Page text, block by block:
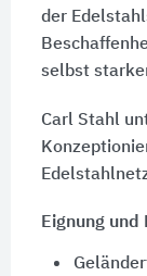
der
selbst
Carl Stahl
Eignung und